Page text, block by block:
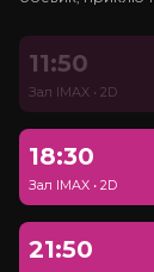
11:50
Зал IMAX • 2D
18:30
Зал IMAX • 2D
21:50